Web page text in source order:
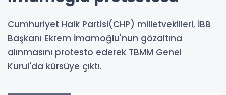
Cumhuriyet Halk Partisi(CHP) milletvekilleri, İBB
Başkanı Ekrem İmamoğlu'nun gözaltına
alınmasını protesto ederek TBMM Genel
Kurul'da kürsüye çıktı.